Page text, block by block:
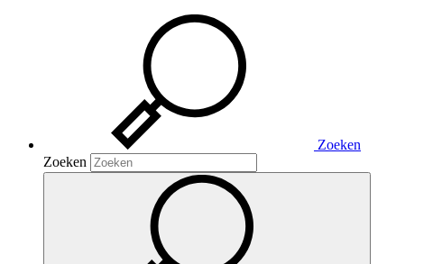
Zoeken
Zoeken